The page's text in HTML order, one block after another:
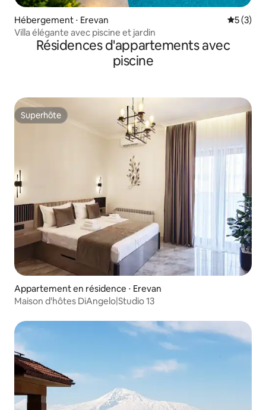
Hébergement ⋅ Erevan
5 (3)
Villa élégante avec piscine et jardin
Résidences d'appartements avec
piscine
Superhôte
Superhôte
Appartement en résidence ⋅ Erevan
Maison d'hôtes DiAngelo|Studio 13